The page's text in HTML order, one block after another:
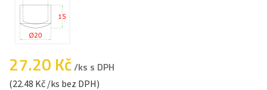
27.20 Kč/ks s DPH
(22.48 Kč /ks bez DPH)